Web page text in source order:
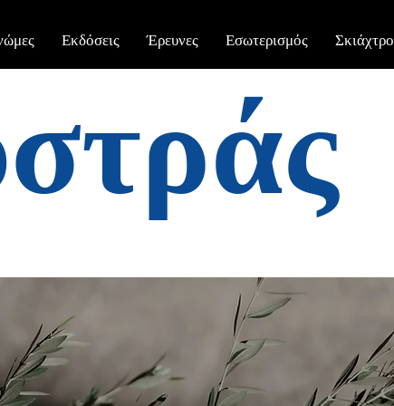
Εκδόσεις Έρευνες Εσωτερισμός Σκιάχτρο